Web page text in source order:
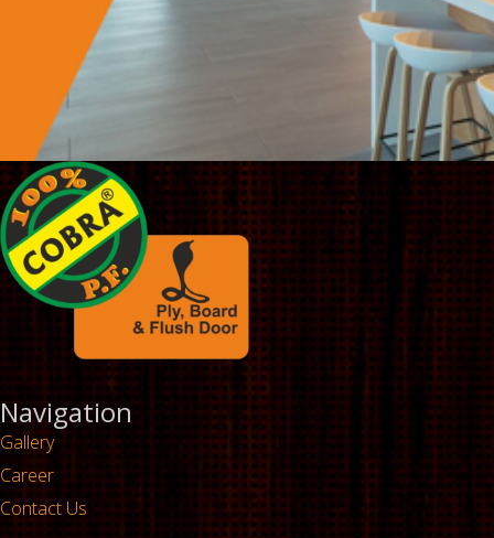
Navigation
Gallery
Career
Contact Us